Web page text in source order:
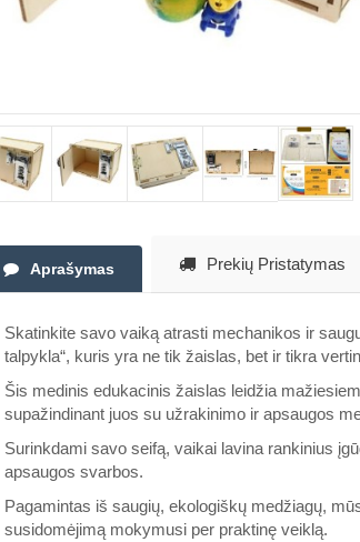
Aprašymas Prekių Pristatymas
Skatinkite savo vaiką atrasti mechanikos ir
talpykla“, kuris yra ne tik žaislas, bet ir tikra
Šis medinis edukacinis žaislas leidžia
supažindinant juos su užrakinimo ir apsaugos
Surinkdami savo seifą, vaikai lavina rankinius
apsaugos svarbos.
Pagamintas iš saugių, ekologiškų medžiagų,
susidomėjimą mokymusi per praktinę veiklą.